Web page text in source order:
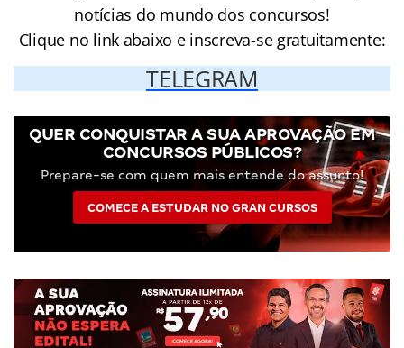
notícias do mundo dos concursos!
Clique no link abaixo e inscreva-se gratuitamente:
TELEGRAM
QUER CONQUISTAR A SUA APROVAÇÃO EM
CONCURSOS PÚBLICOS?
Prepare-se com quem mais entende do assunto!
COMECE A ESTUDAR NO GRAN CURSOS